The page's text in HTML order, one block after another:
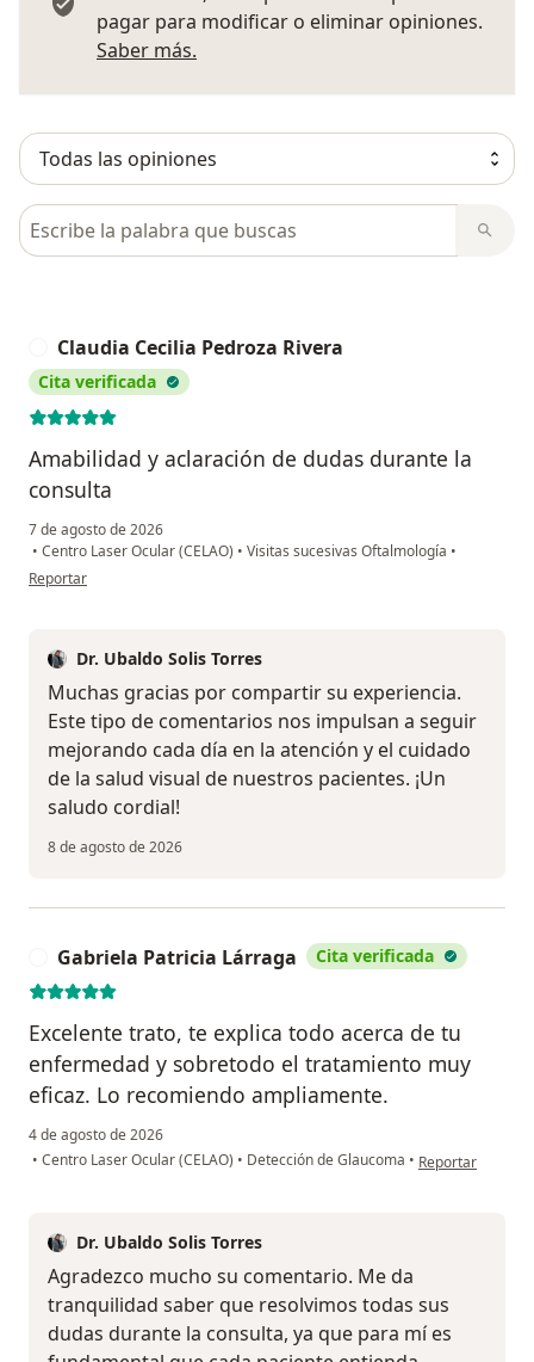
pagar para modificar o eliminar opiniones.
Saber más.
Busca en opiniones
Claudia Cecilia Pedroza Rivera
Cita verificada
Amabilidad y aclaración de dudas durante la
consulta
7 de agosto de 2026
• Centro Laser Ocular (CELAO) • Visitas sucesivas Oftalmología •
en opinión del usuario Claudia Cecilia Pedroza Rivera
Reportar
Dr. Ubaldo Solis Torres
Muchas gracias por compartir su experiencia.
Este tipo de comentarios nos impulsan a seguir
mejorando cada día en la atención y el cuidado
de la salud visual de nuestros pacientes. ¡Un
saludo cordial!
8 de agosto de 2026
Gabriela Patricia Lárraga Cita verificada
Excelente trato, te explica todo acerca de tu
enfermedad y sobretodo el tratamiento muy
eficaz. Lo recomiendo ampliamente.
4 de agosto de 2026
• Centro Laser Ocular (CELAO) • Detección de Glaucoma • en opinión del
Reportar
Dr. Ubaldo Solis Torres
Agradezco mucho su comentario. Me da
tranquilidad saber que resolvimos todas sus
dudas durante la consulta, ya que para mí es